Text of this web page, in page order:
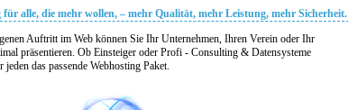
für alle, die mehr wollen, – mehr Qualität, mehr Leistung, mehr Sicherheit.
Auftritt im Web können Sie Ihr Unternehmen, Ihren Verein oder Ihr
präsentieren. Ob Einsteiger oder Profi - Consulting & Datensysteme
jeden das passende Webhosting Paket.